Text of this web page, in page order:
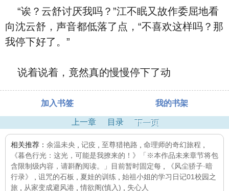
“诶？云舒讨厌我吗？”江不眠又故作委屈地看
向沈云舒，声音都低落了点，“不喜欢这样吗？那
我停下好了。”
说着说着，竟然真的慢慢停下了动
加入书签 我的书架
上一章 目录 下一页
相关推荐： 余温未央 记疫 至尊猎艳路 命理师的奇幻旅程
《暮色行光：这光，可能是我撩来的！》「※本作品未来章节将包
含限制级内容，请斟酌阅读。」目前暂时固定每
《风尘骄子·暗
行录》
诅咒的石板 夏娃的训练
始祖小姐的学习日记01校园之
旅
从家变成避风港 ,情欲阁(慎入) 失心人